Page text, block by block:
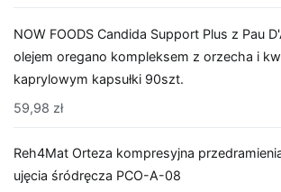
NOW FOODS Candida Support Plus z Pau
olejem oregano kompleksem z orzecha i
kaprylowym kapsułki 90szt.
59,98 zł
Reh4Mat Orteza kompresyjna
ujęcia śródręcza PCO-A-08